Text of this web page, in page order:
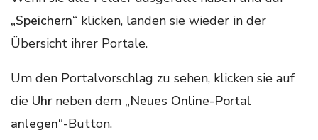
„Speichern“ klicken, landen sie wieder in der
Übersicht ihrer Portale.
Um den Portalvorschlag zu sehen, klicken sie auf
die Uhr neben dem „Neues Online-Portal
anlegen“-Button.